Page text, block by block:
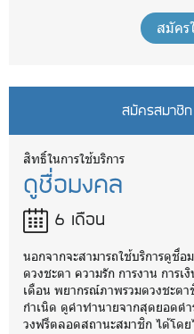
สมัคร
สมัครสมาชิ
สิทธิ์ในการใช้บริการ
ดูชื่อมงคล
6 เดือน
นอกจากจะสามารถใช้บริการดูชื่อ
ดวงชะตา ความรัก การงาน การ
เดือน พยากรณ์ภาพรวมดวงชะต
กำเนิด ดูคำทำนายจากสุดยอดต
วงฟรีตลอดสถานะสมาชิก ได้โดย